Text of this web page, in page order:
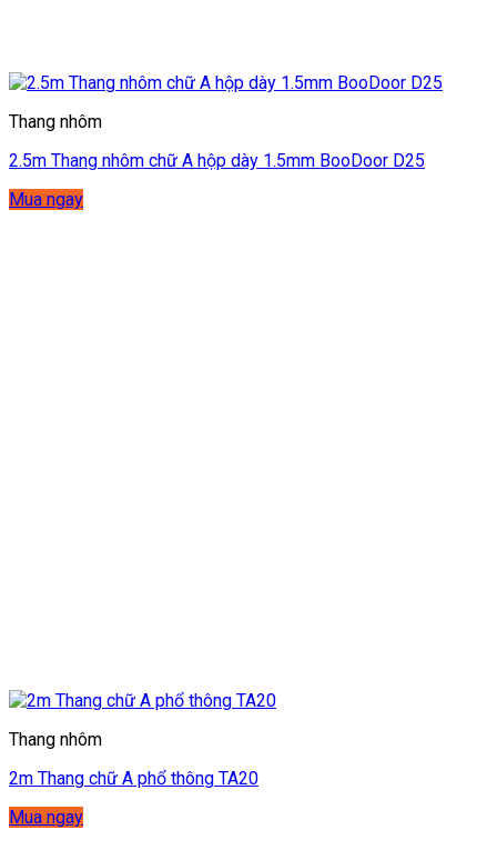
Thang nhôm
2.5m Thang nhôm chữ A hộp dày 1.5mm BooDoor D25
Mua ngay
Thang nhôm
2m Thang chữ A phổ thông TA20
Mua ngay